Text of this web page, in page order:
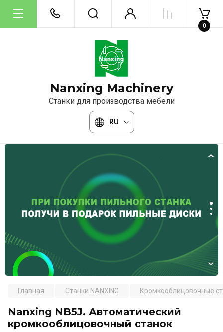
Nanxing Machinery
Станки для производства мебели
RU
0
Главная Станки NANXING Кромкооблицовочные
Nanxing NB5J. Автоматический
кромкооблицовочный станок